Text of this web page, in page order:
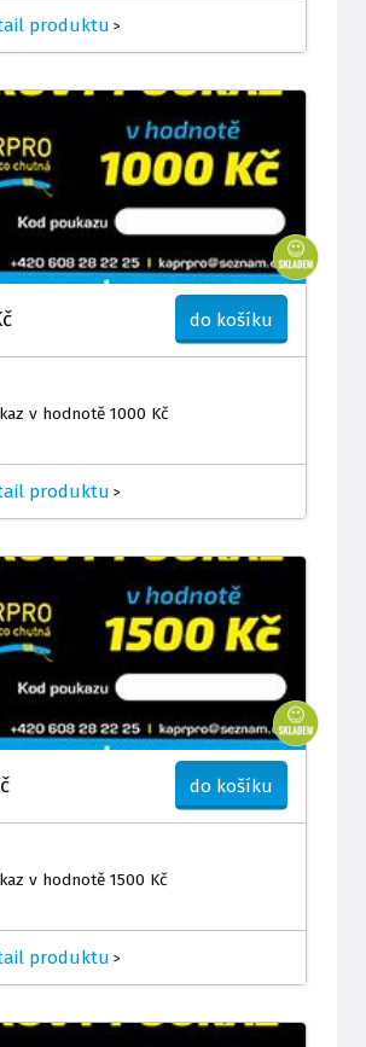
produktu >
do košíku
v hodnotě 1000 Kč
produktu >
do košíku
v hodnotě 1500 Kč
produktu >